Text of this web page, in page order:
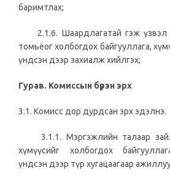
баримтлах;
2.1.6. Шаардлагатай гэж үзвэл
томьёог холбогдох байгууллага,
үндсэн дээр захиалж хийлгэх;
Гурав. Комиссын бүрэн эрх
3.1. Комисс дор дурдсан эрх эдэлнэ.
3.1.1. Мэргэжлийн талаар
хүмүүсийг холбогдох
үндсэн дээр түр хугацаагаар